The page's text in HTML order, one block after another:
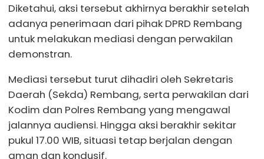
Diketahui, aksi tersebut akhirnya berakhir setelah
adanya penerimaan dari pihak DPRD Rembang
untuk melakukan mediasi dengan perwakilan
demonstran.
Mediasi tersebut turut dihadiri oleh Sekretaris
Daerah (Sekda) Rembang, serta perwakilan dari
Kodim dan Polres Rembang yang mengawal
jalannya audiensi. Hingga aksi berakhir sekitar
pukul 17.00 WIB, situasi tetap berjalan dengan
aman dan kondusif.